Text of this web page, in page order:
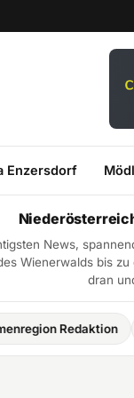
Enzersdorf
News,
Wienerwalds bis
dran
Familie